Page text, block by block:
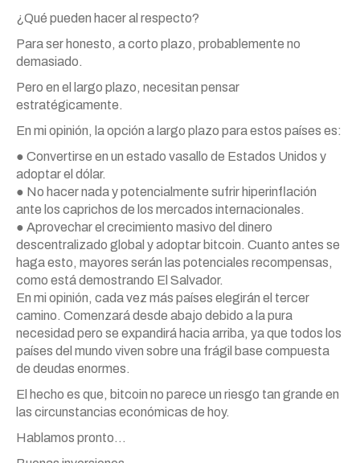
¿Qué pueden hacer al respecto?
Para ser honesto, a corto plazo, probablemente no
demasiado.
Pero en el largo plazo, necesitan pensar
estratégicamente.
En mi opinión, la opción a largo plazo para estos países es:
● Convertirse en un estado vasallo de Estados Unidos y
adoptar el dólar.
● No hacer nada y potencialmente sufrir hiperinflación
ante los caprichos de los mercados internacionales.
● Aprovechar el crecimiento masivo del dinero
descentralizado global y adoptar bitcoin. Cuanto antes se
haga esto, mayores serán las potenciales recompensas,
como está demostrando El Salvador.
En mi opinión, cada vez más países elegirán el tercer
camino. Comenzará desde abajo debido a la pura
necesidad pero se expandirá hacia arriba, ya que todos los
países del mundo viven sobre una frágil base compuesta
de deudas enormes.
El hecho es que, bitcoin no parece un riesgo tan grande en
las circunstancias económicas de hoy.
Hablamos pronto…